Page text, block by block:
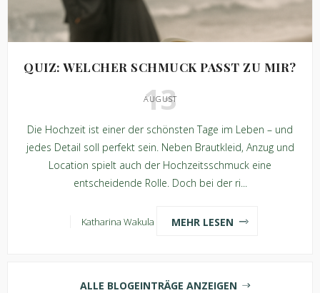
QUIZ: WELCHER SCHMUCK PASST ZU MIR?
13
AUGUST
Die Hochzeit ist einer der schönsten Tage im Leben – und
jedes Detail soll perfekt sein. Neben Brautkleid, Anzug und
Location spielt auch der Hochzeitsschmuck eine
entscheidende Rolle. Doch bei der ri...
Katharina Wakula MEHR LESEN
ALLE BLOGEINTRÄGE ANZEIGEN